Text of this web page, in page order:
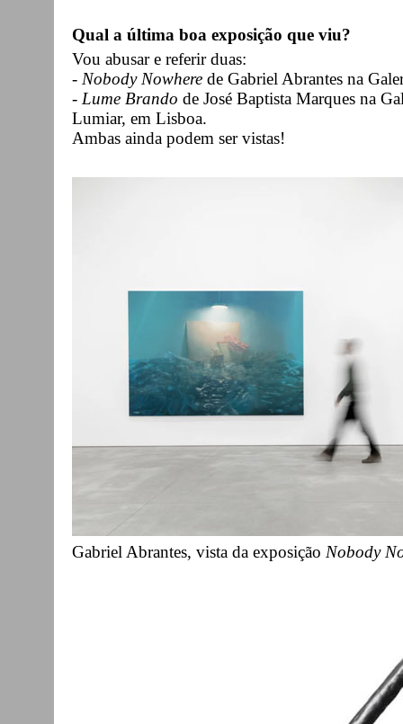
Qual a última boa exposição que viu?
Vou abusar e referir duas:
- Nobody Nowhere de Gabriel Abrantes na
- Lume Brando de José Baptista Marques na
Lumiar, em Lisboa.
Ambas ainda podem ser vistas!
Gabriel Abrantes, vista da exposição Nobody